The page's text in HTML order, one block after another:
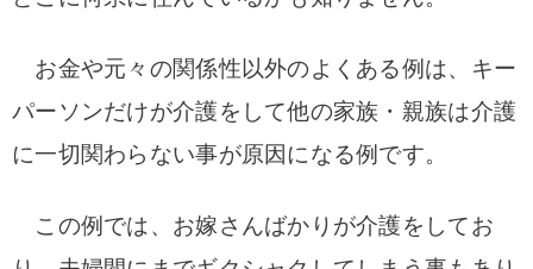
お金や元々の関係性以外のよくある例は、キー
パーソンだけが介護をして他の家族・親族は介護
に一切関わらない事が原因になる例です。
この例では、お嫁さんばかりが介護をしてお